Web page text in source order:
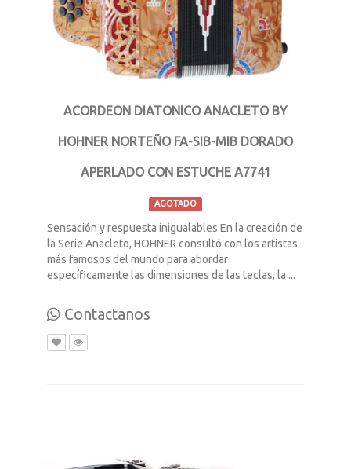
ACORDEON DIATONICO ANACLETO BY
HOHNER NORTEÑO FA-SIB-MIB DORADO
APERLADO CON ESTUCHE A7741
AGOTADO
Sensación y respuesta inigualables En la creación de
la Serie Anacleto, HOHNER consultó con los artistas
más famosos del mundo para abordar
específicamente las dimensiones de las teclas, la ...
Contactanos